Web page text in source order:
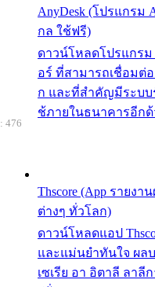
AnyDesk (โปรแกรม
กล ใช้ฟรี)
ดาวน์โหลดโปรแกรม
อร์ ที่สามารถเชื่อมต่
ก และที่สำคัญมีระบบ
ช้ภายในธนาคารอีกด้
Thscore (App รายง
ต่างๆ ทั่วโลก)
ดาวน์โหลดแอป
และแม่นยำทันใจ ผล
เซเรีย อา อิตาลี ลาลี
476